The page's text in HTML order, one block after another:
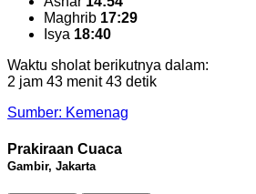
Maghrib 17:29
Isya 18:40
Waktu sholat berikutnya dalam:
2 jam 43 menit 42 detik
Sumber: Kemenag
Prakiraan Cuaca
Gambir, Jakarta